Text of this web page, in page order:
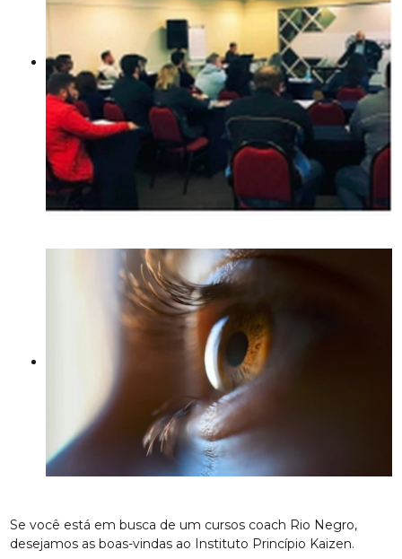
Se você está em busca de um cursos coach Rio Negro,
desejamos as boas-vindas ao Instituto Princípio Kaizen.